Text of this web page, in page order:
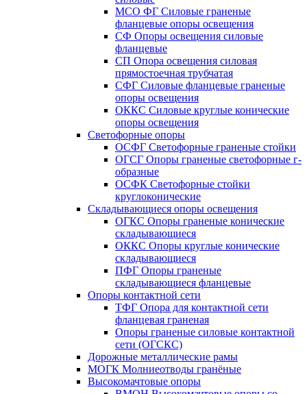
МСО ФГ Силовые граненые
фланцевые опоры освещения
СФ Опоры освещения силовые
фланцевые
СП Опора освещения силовая
прямостоечная трубчатая
СФГ Силовые фланцевые граненые
опоры освещения
ОККС Силовые круглые конические
опоры освещения
Светофорные опоры
ОСФГ Светофорные граненые стойки
ОГСГ Опоры граненые светофорные г-
образные
ОСФК Светофорные стойки
круглоконические
Складывающиеся опоры освещения
ОГКС Опоры граненые конические
складывающиеся
ОККС Опоры круглые конические
складывающиеся
ПФГ Опоры граненые
складывающиеся фланцевые
Опоры контактной сети
ТФГ Опора для контактной сети
фланцевая граненая
Опоры граненые силовые контактной
сети (ОГСКС)
Дорожные металлические рамы
МОГК Молниеотводы гранёные
Высокомачтовые опоры